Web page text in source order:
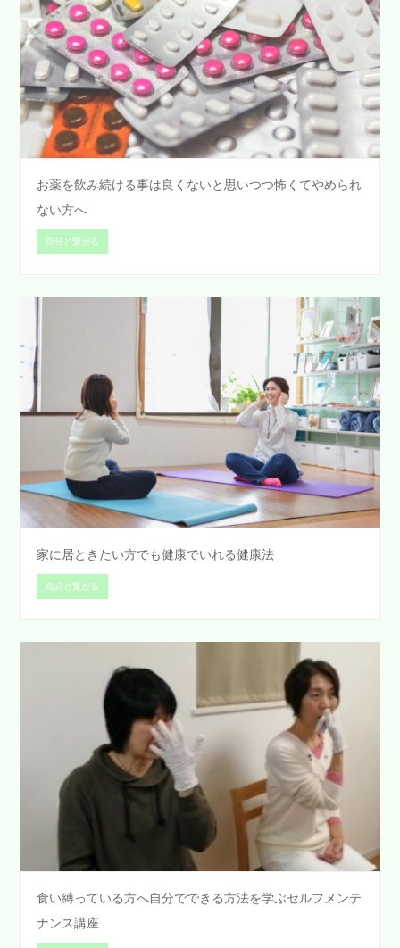
お薬を飲み続ける事は良くないと思いつつ怖くてやめられ
ない方へ
自分と繋がる
家に居ときたい方でも健康でいれる健康法
自分と繋がる
食い縛っている方へ自分でできる方法を学ぶセルフメンテ
ナンス講座